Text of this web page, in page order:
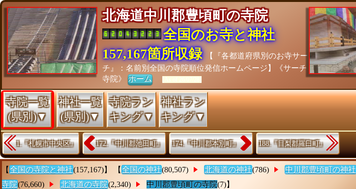
北海道中川郡豊頃町の寺院
全国のお寺と神社
157,167箇所収録
【『各都道府県別のお寺サー
チ』：名前別全国の寺院順位発信ホームページ】《サーチ
寺院》ホーム [As of 26/07/28]
寺院一覧
(県別)▼
神社一覧
(県別)▼
寺院ラン
キング▼
神社ラン
キング▼
1.『札幌市中央区』 172.『中川郡池田町』 174.『中川郡本別町』 188.『目梨郡羅臼町』
【 全国の寺院と神社(157,167)】 【 全国の神社(80,507) 北海道の神社(786) 中川郡豊頃町の神社
寺院(76,660) 北海道の寺院(2,340) 中川郡豊頃町の寺院(7)】